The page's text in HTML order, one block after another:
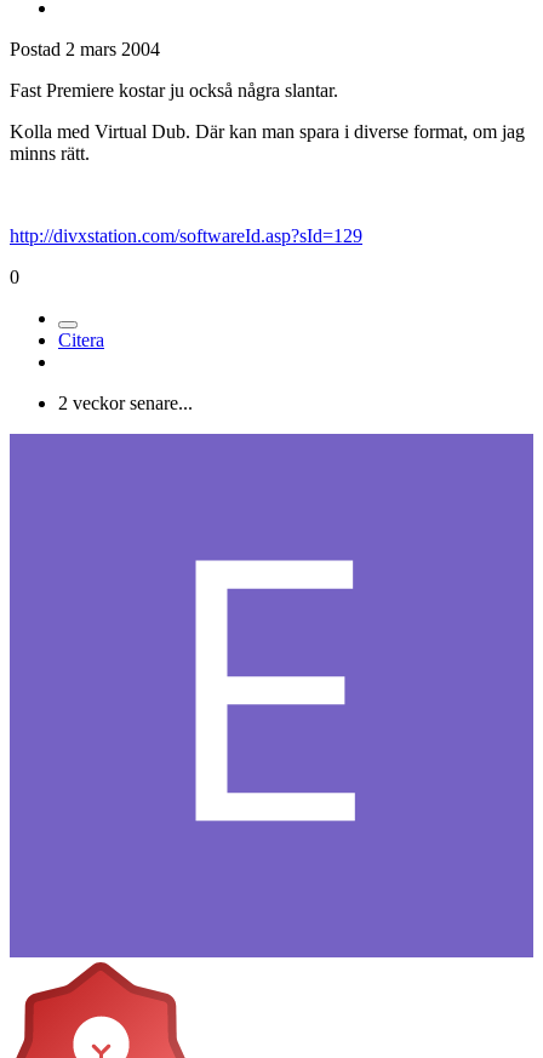
Postad 2 mars 2004
Fast Premiere kostar ju också några slantar.
Kolla med Virtual Dub. Där kan man spara i diverse format, om jag
minns rätt.
http://divxstation.com/softwareId.asp?sId=129
0
Citera
2 veckor senare...